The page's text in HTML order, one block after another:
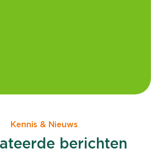
Kennis & Nieuws
berichten